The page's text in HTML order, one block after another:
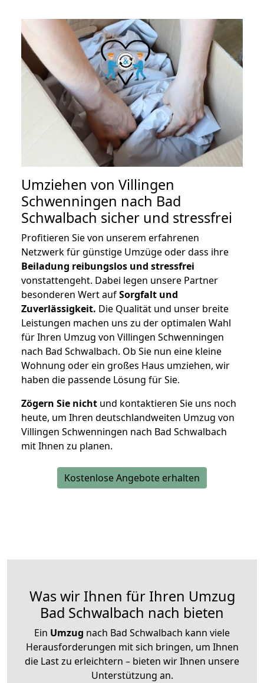
Umziehen von Villingen
Schwenningen nach Bad
Schwalbach sicher und stressfrei
Profitieren Sie von unserem erfahrenen
Netzwerk für günstige Umzüge oder dass ihre
Beiladung reibungslos und stressfrei
vonstattengeht. Dabei legen unsere Partner
besonderen Wert aufSorgfalt und
Zuverlässigkeit. Die Qualität und unser breite
Leistungen machen uns zu der optimalen Wahl
für Ihren Umzug von Villingen Schwenningen
nach Bad Schwalbach. Ob Sie nun eine kleine
Wohnung oder ein großes Haus umziehen, wir
haben die passende Lösung für Sie.
Zögern Sie nicht und kontaktieren Sie uns noch
heute, um Ihren deutschlandweiten Umzug von
Villingen Schwenningen nach Bad Schwalbach
mit Ihnen zu planen.
Kostenlose Angebote erhalten
Was wir Ihnen für Ihren Umzug
Bad Schwalbach nach bieten
Ein Umzug nach Bad Schwalbach kann viele
Herausforderungen mit sich bringen, um Ihnen
die Last zu erleichtern – bieten wir Ihnen unsere
Unterstützung an.